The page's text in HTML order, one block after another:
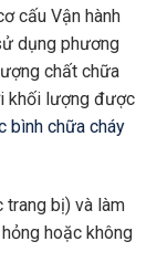
cấu Vận hành
dụng phương
chất chữa
khối lượng được
bình chữa cháy
trang bị) và làm
hoặc không